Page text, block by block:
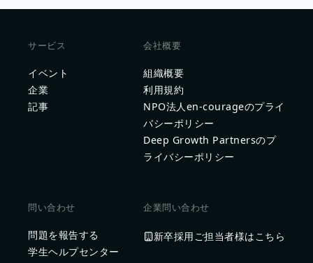
サービス
イベント
企業
記事
会社概要
組織概要
利用規約
NPO法人en-courageのプライ
バシーポリシー
Deep Growth Partnersのプ
ライバシーポリシー
問い合わせ
問題を報告する
学生ヘルプセンター
企業問い合わせ
新卒採用ご担当者様はこちら